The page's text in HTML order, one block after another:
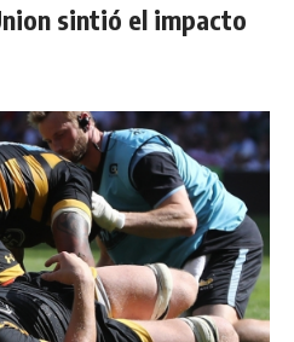
sintió el impacto